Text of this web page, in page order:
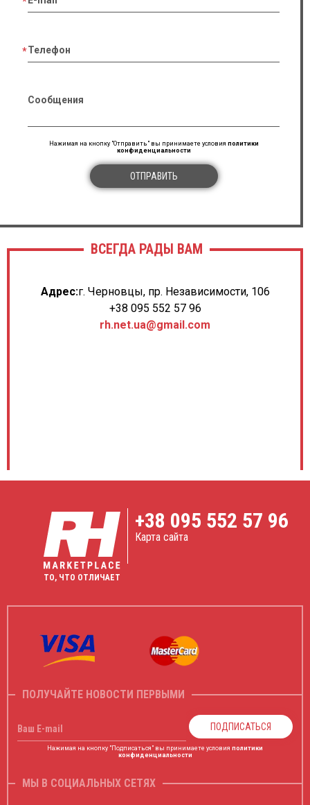
Телефон
Сообщения
Нажимая на кнопку "Отправить" вы принимаете условия политики
конфиденциальности
ОТПРАВИТЬ
ВСЕГДА РАДЫ ВАМ
Адрес:г. Черновцы, пр. Независимости, 106
+38 095 552 57 96
rh.net.ua@gmail.com
ТО, ЧТО ОТЛИЧАЕТ
+38 095 552 57 96
Карта сайта
ПОЛУЧАЙТЕ НОВОСТИ ПЕРВЫМИ
Ваш E-mail ПОДПИСАТЬСЯ
Нажимая на кнопку "Подписаться" вы принимаете условия политики
конфиденциальности
МЫ В СОЦИАЛЬНЫХ СЕТЯХ